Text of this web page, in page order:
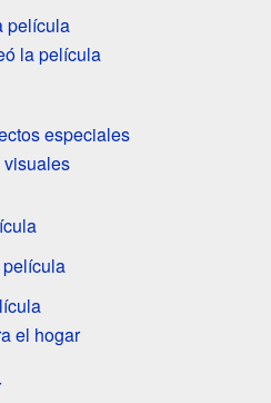
película
la película
especiales
visuales
el hogar